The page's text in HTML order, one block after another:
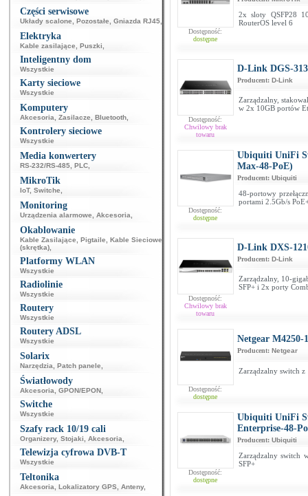
Części serwisowe
Układy scalone Pozostałe Gniazda RJ45
Elektryka
Kable zasilające Puszki
Inteligentny dom
Wszystkie
Karty sieciowe
Wszystkie
Komputery
Akcesoria Zasilacze Bluetooth
Kontrolery sieciowe
Wszystkie
Media konwertery
RS-232/RS-485 PLC
MikroTik
IoT, Switche
Monitoring
Urządzenia alarmowe Akcesoria
Okablowanie
Kable Zasilające Pigtaile
Kable Sieciowe
(skrętka)
Platformy WLAN
Wszystkie
Radiolinie
Wszystkie
Routery
Wszystkie
Routery ADSL
Wszystkie
Solarix
Narzędzia Patch panele
Światłowody
Akcesoria GPON/EPON
Switche
Wszystkie
Szafy rack 10/19 cali
Organizery, Stojaki Akcesoria
Telewizja cyfrowa DVB-T
Wszystkie
Teltonika
Akcesoria Lokalizatory GPS Anteny,
Dostępność:
dostępne
2x sloty QSFP28
RouterOS level 6
Dostępność:
Chwilowy brak
towaru
D-Link DGS-
Producent: D-Link
Zarządzalny,
w 2x 10GB portów
Dostępność:
dostępne
Ubiquiti UniFi
Max-48-PoE)
Producent: Ubiquiti
48-portowy
portami 2.5Gb/s
Dostępność:
Chwilowy brak
towaru
D-Link DXS-
Producent: D-Link
Zarządzalny, 10-
SFP+ i 2x porty
Dostępność:
dostępne
Netgear M4250-
Producent: Netgear
Zarządzalny switch z
Dostępność:
dostępne
Ubiquiti UniFi
Enterprise-48-
Producent: Ubiquiti
Zarządzalny switch
SFP+